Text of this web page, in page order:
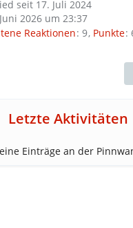
seit 17. Juli 2024
2026 um 23:37
Reaktionen 9 Punkte
Letzte Aktivitäten
Einträge an der